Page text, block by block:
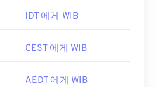
IDT 에게 WIB
CEST 에게 WIB
AEDT 에게 WIB